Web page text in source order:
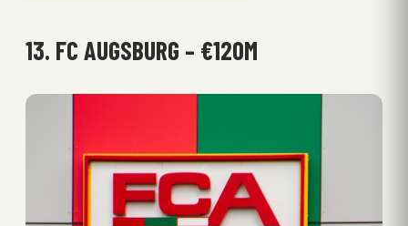
13. FC AUGSBURG – €120M